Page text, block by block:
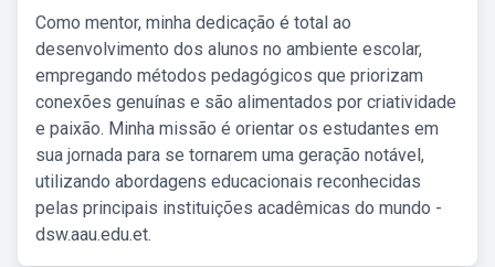
Como mentor, minha dedicação é total ao
desenvolvimento dos alunos no ambiente escolar,
empregando métodos pedagógicos que priorizam
conexões genuínas e são alimentados por criatividade
e paixão. Minha missão é orientar os estudantes em
sua jornada para se tornarem uma geração notável,
utilizando abordagens educacionais reconhecidas
pelas principais instituições acadêmicas do mundo -
dsw.aau.edu.et.